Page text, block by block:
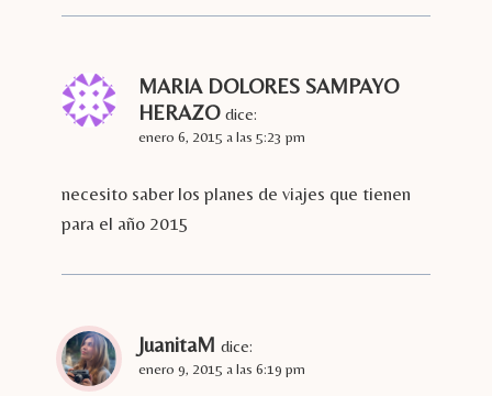
MARIA DOLORES SAMPAYO
HERAZO dice:
enero 6, 2015 a las 5:23 pm
necesito saber los planes de viajes que tienen
para el año 2015
JuanitaM dice:
enero 9, 2015 a las 6:19 pm